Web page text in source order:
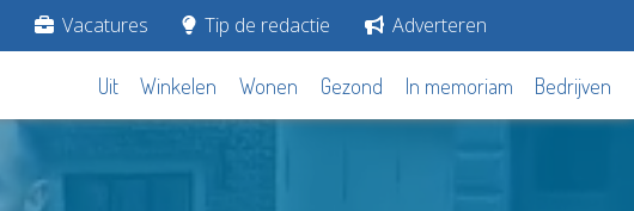
Vacatures Tip de redactie Adverteren
Uit Winkelen Wonen Gezond In memoriam Bedrijven